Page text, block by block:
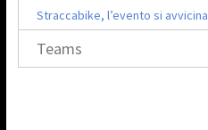
Straccabike, l’evento si avvicina
Teams